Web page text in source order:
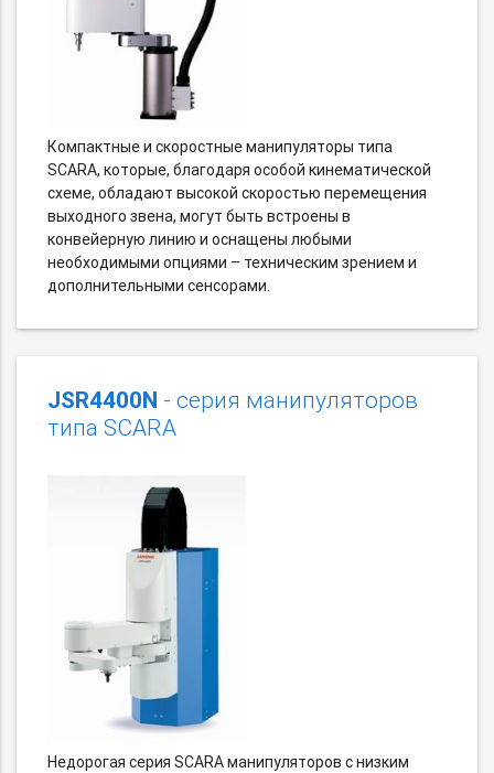
Компактные и скоростные манипуляторы типа
SCARA, которые, благодаря особой кинематической
схеме, обладают высокой скоростью перемещения
выходного звена, могут быть встроены в
конвейерную линию и оснащены любыми
необходимыми опциями – техническим зрением и
дополнительными сенсорами.
JSR4400N - серия манипуляторов
типа SCARA
Недорогая серия SCARA манипуляторов с низким